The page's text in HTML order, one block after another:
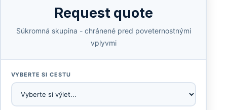
Request quote
Súkromná skupina - chránené pred poveternostnými
vplyvmi
VYBERTE SI CESTU